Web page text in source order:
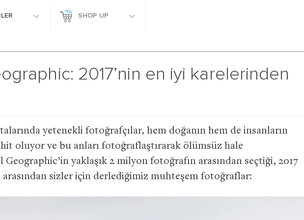
SHOP UP
2017’nin en iyi karelerinden
yetenekli fotoğrafçılar, hem doğanın hem de insanların
oluyor ve bu anları fotoğraflaştırarak ölümsüz hale
yaklaşık 2 milyon fotoğrafın arasından seçtiği, 2017
arasından sizler için derlediğimiz muhteşem fotoğraflar: